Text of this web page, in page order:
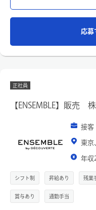
私の描くいつもの日常が、
ように。
応募
正社員
【ENSEMBLE】販売
接客
東京
年収
シフト制 昇給あり 残業
賞与あり 通勤手当